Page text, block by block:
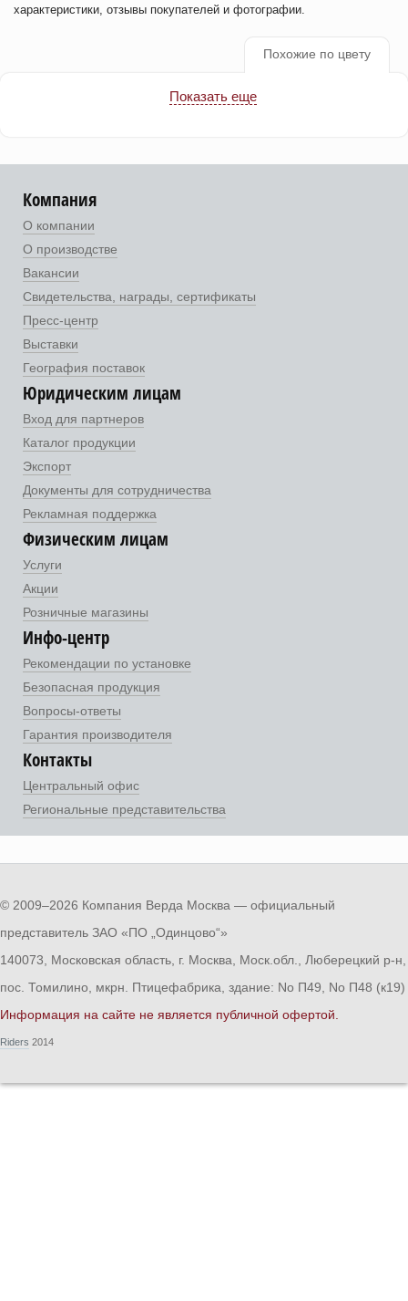
характеристики, отзывы покупателей и фотографии.
Похожие по цвету
Показать еще
Компания
О компании
О производстве
Вакансии
Свидетельства, награды, сертификаты
Пресс-центр
Выставки
География поставок
Юридическим лицам
Вход для партнеров
Каталог продукции
Экспорт
Документы для сотрудничества
Рекламная поддержка
Физическим лицам
Услуги
Акции
Розничные магазины
Инфо-центр
Рекомендации по установке
Безопасная продукция
Вопросы-ответы
Гарантия производителя
Контакты
Центральный офис
Региональные представительства
© 2009–2026 Компания Верда Москва — официальный
представитель ЗАО «ПО „Одинцово“»
140073, Московская область, г. Москва, Моск.обл., Люберецкий р-н,
пос. Томилино, мкрн. Птицефабрика, здание: No П49, No П48 (к19)
Информация на сайте не является публичной офертой.
Riders 2014